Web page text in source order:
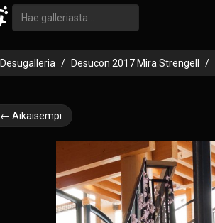
Desugalleria Desucon 2017 Mira Strengell
← Aikaisempi